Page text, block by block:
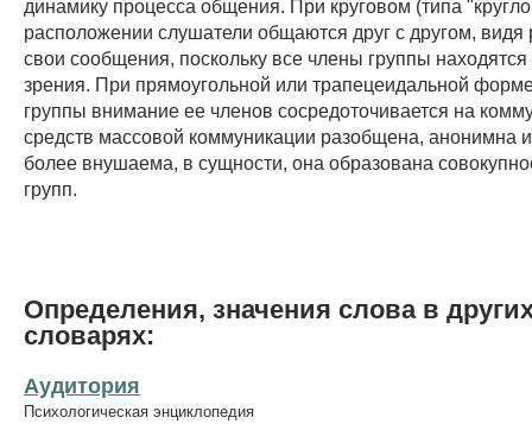
динамику процесса общения. При круговом (типа
расположении слушатели общаются друг с другом, видя
свои сообщения, поскольку все члены группы
зрения. При прямоугольной или трапецеидальной
группы внимание ее членов сосредоточивается на
средств массовой коммуникации разобщена, анонимна
более внушаема, в сущности, она образована
групп.
Определения, значения слова в
словарях:
Аудитория
Психологическая энциклопедия